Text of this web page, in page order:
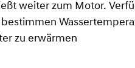
weiter zum Motor.
zu erwärmen